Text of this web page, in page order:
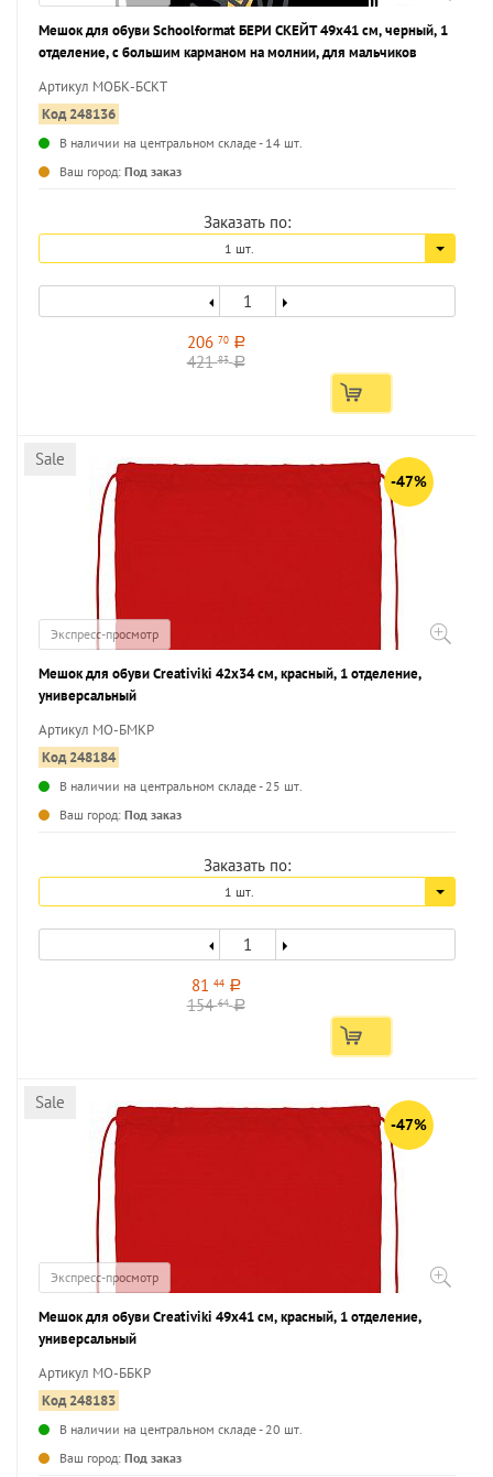
Мешок для обуви Schoolformat БЕРИ СКЕЙТ 49х41 см, черный, 1
отделение, с большим карманом на молнии, для мальчиков
Артикул МОБК-БСКТ
Код 248136
В наличии на центральном складе - 14 шт.
Ваш город: Под заказ
Заказать по:
1 шт.
206 70 a
42183 a
Sale
-47%
Экспресс-просмотр
Мешок для обуви Creativiki 42х34 см, красный, 1 отделение,
универсальный
Артикул МО-БМКР
Код 248184
В наличии на центральном складе - 25 шт.
Ваш город: Под заказ
Заказать по:
1 шт.
81 44 a
15464 a
Sale
-47%
Экспресс-просмотр
Мешок для обуви Creativiki 49х41 см, красный, 1 отделение,
универсальный
Артикул МО-ББКР
Код 248183
В наличии на центральном складе - 20 шт.
Ваш город: Под заказ